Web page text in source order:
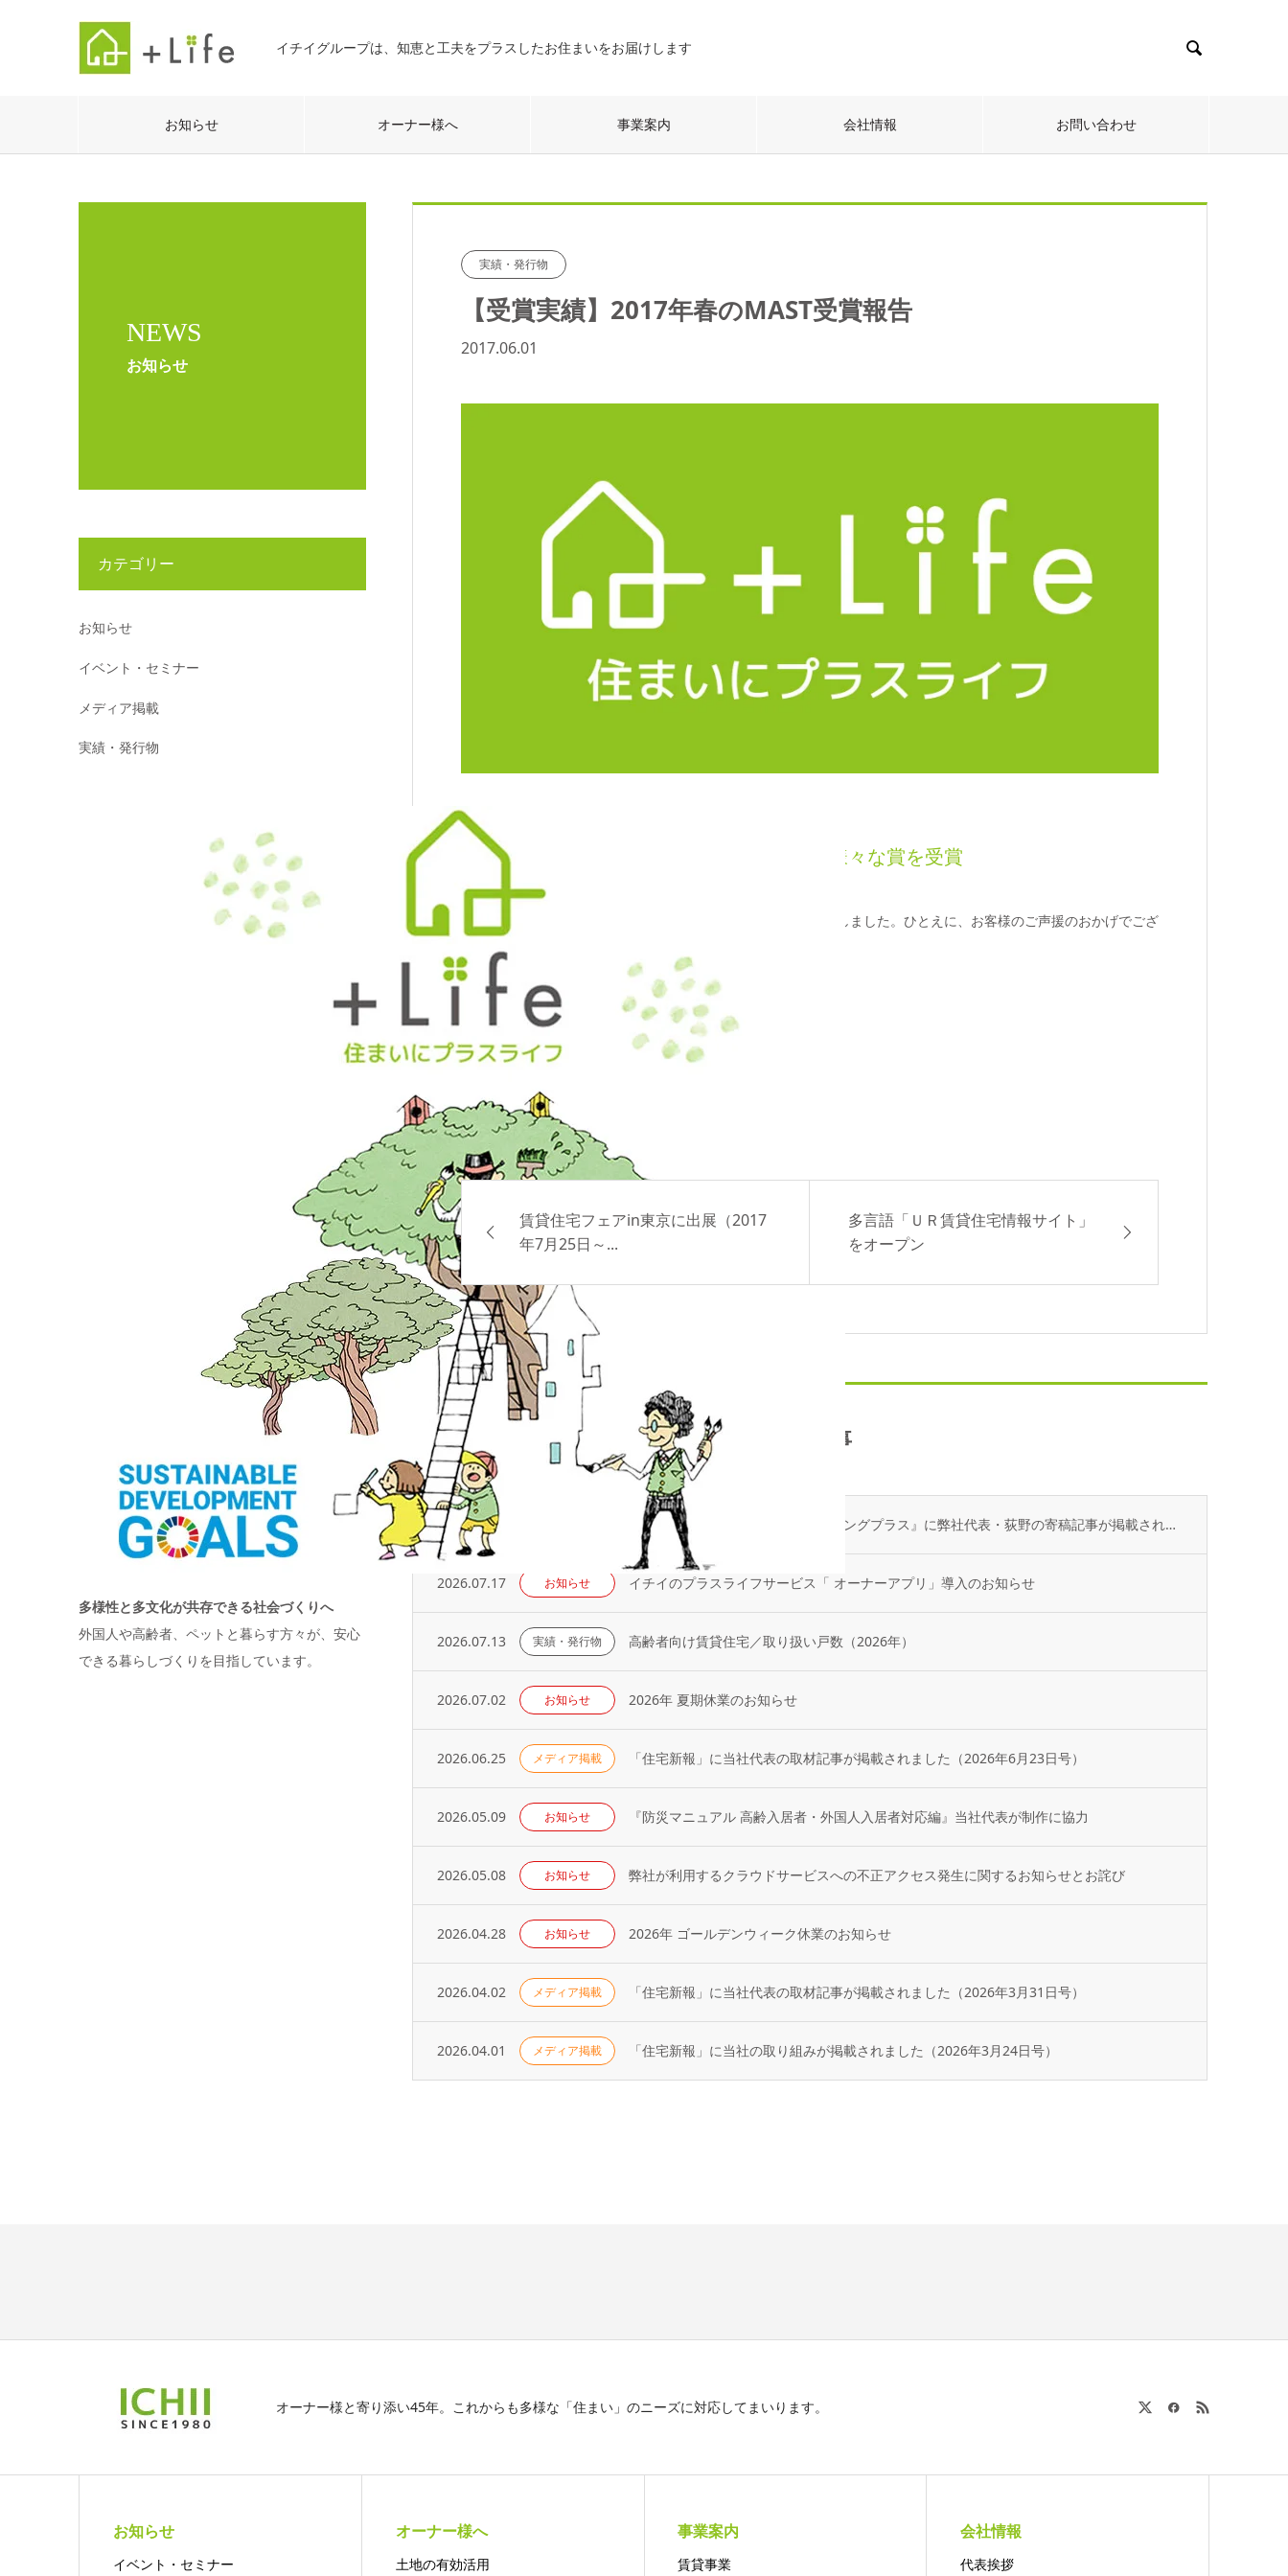
イチイグループは、知恵と工夫をプラスしたお住まいをお届けします 
お知らせ オーナー様へ 事業案内 会社情報 お問い合わせ
NEWS
お知らせ
実績・発行物
【受賞実績】2017年春のMAST受賞報告
2017.06.01
2017年春のMASTキャンペーンで今年も様々な賞を受賞
2017年春のMASTキャンペーンで、今期も様々な賞を受賞いたしました。ひとえに、お客様のご声援のおかげでござ
います。イチイ社員一同、心より御礼申し上げます。
MASTイチイ池袋店：入居率98%達成賞
MASTイチイ秋葉原店：Ａグループ入居率部門 第２位
MASTイチイ秋葉原店：入居率98%達成賞
MASTイチイ高田馬場店：Ｆグループ入居率部門 第２位
MASTイチイ鷺宮店：入居率98%達成賞
賃貸住宅フェアin東京に出展（2017
年7月25日～...
多言語「ＵＲ賃貸住宅情報サイト」
をオープン
最新記事
2026.08.05 不動産専門誌『不動産コンサルティングプラス』に弊社代表・荻野の寄稿記事が掲載されました
2026.07.17 お知らせ イチイのプラスライフサービス「 オーナーアプリ」導入のお知らせ
2026.07.13 実績・発行物 高齢者向け賃貸住宅／取り扱い戸数（2026年）
2026.07.02 お知らせ 2026年 夏期休業のお知らせ
2026.06.25 メディア掲載 「住宅新報」に当社代表の取材記事が掲載されました（2026年6月23日号）
2026.05.09 お知らせ 『防災マニュアル 高齢入居者・外国人入居者対応編』当社代表が制作に協力
2026.05.08 お知らせ 弊社が利用するクラウドサービスへの不正アクセス発生に関するお知らせとお詫び
2026.04.28 お知らせ 2026年 ゴールデンウィーク休業のお知らせ
2026.04.02 メディア掲載 「住宅新報」に当社代表の取材記事が掲載されました（2026年3月31日号）
2026.04.01 メディア掲載 「住宅新報」に当社の取り組みが掲載されました（2026年3月24日号）
カテゴリー
お知らせ
イベント・セミナー
メディア掲載
実績・発行物
多様性と多文化が共存できる社会づくりへ
外国人や高齢者、ペットと暮らす方々が、安心
できる暮らしづくりを目指しています。
オーナー様と寄り添い45年。これからも多様な「住まい」のニーズに対応してまいります。
お知らせ
イベント・セミナー
オーナー様へ
土地の有効活用
事業案内
賃貸事業
会社情報
代表挨拶